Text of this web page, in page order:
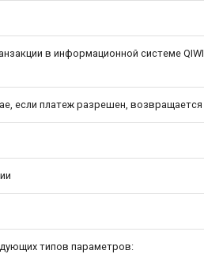
в информационной системе QIWI
если платеж разрешен, возвращается
типов параметров: